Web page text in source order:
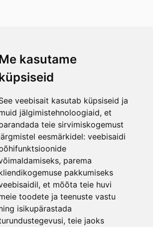
kasutame
veebisait kasutab küpsiseid ja
jälgimistehnoloogiaid, et
teie sirvimiskogemust
eesmärkidel: veebisaidi
, parema
pakkumiseks
, et mõõta teie huvi
toodete ja teenuste vastu
isikupärastada
, teie jaoks